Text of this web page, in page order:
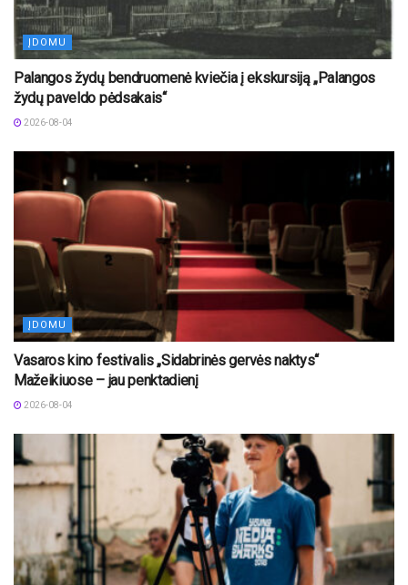
ĮDOMU
Palangos žydų bendruomenė kviečia į ekskursiją „Palangos
žydų paveldo pėdsakais“
2026-08-04
ĮDOMU
Vasaros kino festivalis „Sidabrinės gervės naktys“
Mažeikiuose – jau penktadienį
2026-08-04